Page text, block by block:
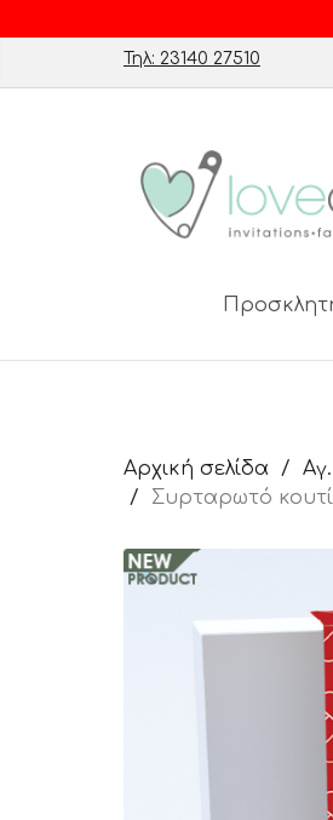
Τηλ: 23140 27510
Αρχική σελίδα
Συρταρωτό